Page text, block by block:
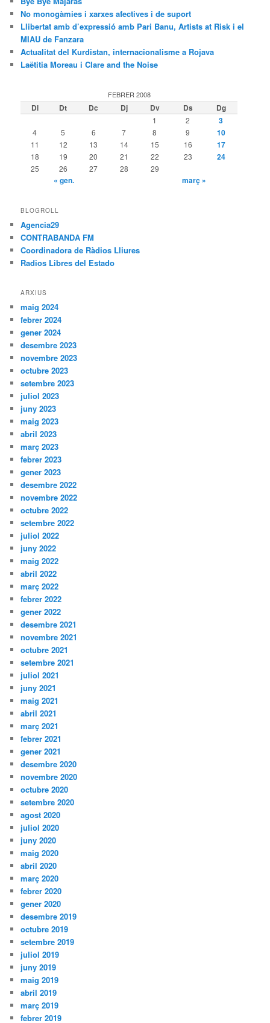
No monogàmies i xarxes afectives i de suport
Llibertat amb d’expressió amb Pari Banu, Artists at Risk i el
MIAU de Fanzara
Actualitat del Kurdistan, internacionalisme a Rojava
Laëtitia Moreau i Clare and the Noise
FEBRER 2008
Dl Dt Dc Dj Dv Ds Dg
1 2 3
4 5 6 7 8 9 10
11 12 13 14 15 16 17
18 19 20 21 22 23 24
25 26 27 28 29
« gen. març »
BLOGROLL
Agencia29
CONTRABANDA FM
Coordinadora de Ràdios Lliures
Radios Libres del Estado
ARXIUS
maig 2024
febrer 2024
gener 2024
desembre 2023
novembre 2023
octubre 2023
setembre 2023
juliol 2023
juny 2023
maig 2023
abril 2023
març 2023
febrer 2023
gener 2023
desembre 2022
novembre 2022
octubre 2022
setembre 2022
juliol 2022
juny 2022
maig 2022
abril 2022
març 2022
febrer 2022
gener 2022
desembre 2021
novembre 2021
octubre 2021
setembre 2021
juliol 2021
juny 2021
maig 2021
abril 2021
març 2021
febrer 2021
gener 2021
desembre 2020
novembre 2020
octubre 2020
setembre 2020
agost 2020
juliol 2020
juny 2020
maig 2020
abril 2020
març 2020
febrer 2020
gener 2020
desembre 2019
octubre 2019
setembre 2019
juliol 2019
juny 2019
maig 2019
abril 2019
març 2019
febrer 2019